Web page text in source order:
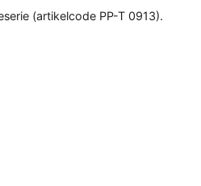
(artikelcode PP-T 0913).